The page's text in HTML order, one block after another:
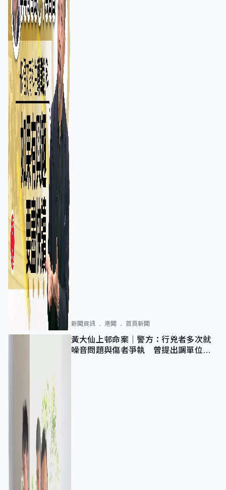
新聞資訊 港聞 首頁新聞
黃大仙上邨命案｜警方：行兇者多次就
噪音問題與傷者爭執 曾提出調單位已